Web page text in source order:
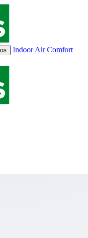
Indoor Air Comfort